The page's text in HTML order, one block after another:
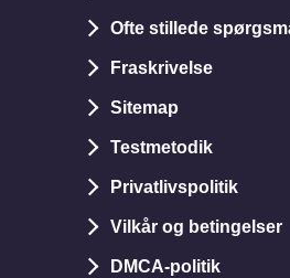
Ofte stillede
Fraskrivelse
Sitemap
Testmetodik
Privatlivspolitik
Vilkår og betingelser
DMCA-politik